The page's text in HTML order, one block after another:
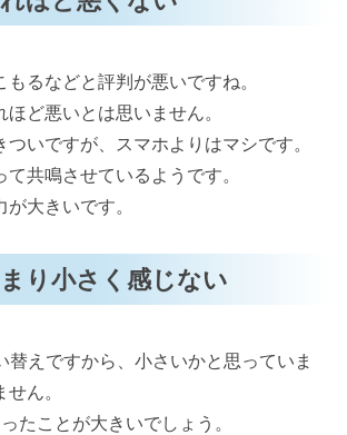
るなどと評判が悪いですね。
ど悪いとは思いません。
いですが、スマホよりはマシです。
共鳴させているようです。
大きいです。
り小さく感じない
替えですから、小さいかと思っていま
ん。
たことが大きいでしょう。